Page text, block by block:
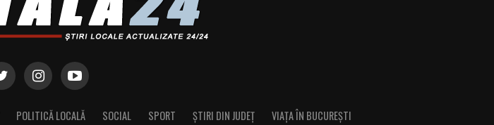
POLITICĂ LOCALĂ SOCIAL SPORT ȘTIRI DIN JUDEȚ VIAȚA ÎN BUCUREȘTI